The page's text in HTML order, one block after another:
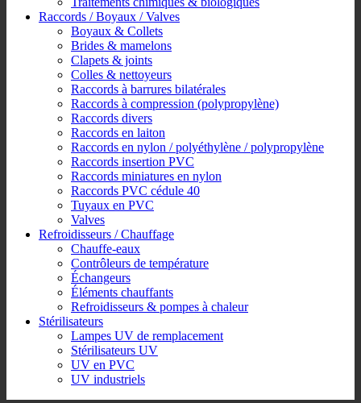
Raccords / Boyaux / Valves
Boyaux & Collets
Brides & mamelons
Clapets & joints
Colles & nettoyeurs
Raccords à barrures bilatérales
Raccords à compression (polypropylène)
Raccords divers
Raccords en laiton
Raccords en nylon / polyéthylène / polypropylène
Raccords insertion PVC
Raccords miniatures en nylon
Raccords PVC cédule 40
Tuyaux en PVC
Valves
Refroidisseurs / Chauffage
Chauffe-eaux
Contrôleurs de température
Échangeurs
Éléments chauffants
Refroidisseurs & pompes à chaleur
Stérilisateurs
Lampes UV de remplacement
Stérilisateurs UV
UV en PVC
UV industriels